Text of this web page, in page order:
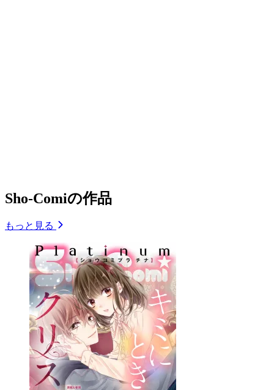
Sho-Comiの作品
もっと見る